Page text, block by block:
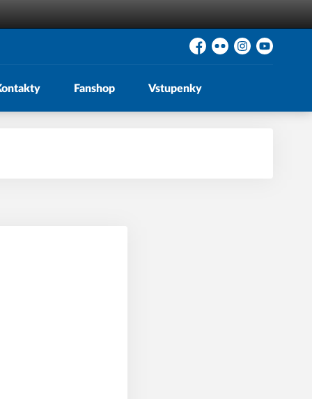
Facebook
Flickr Instagram
YouTube
Fanshop Vstupenky